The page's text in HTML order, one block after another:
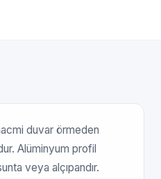
duvar örmeden
Alüminyum profil
veya alçıpandır.